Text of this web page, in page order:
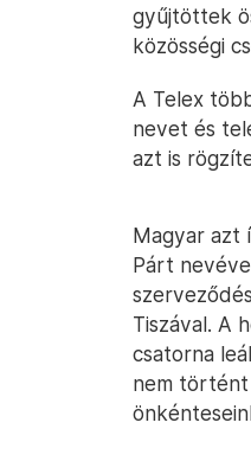
gyűjtöttek
közösségi
A Telex
nevet és
azt is
Magyar azt
Párt
Tiszával. A
csatorna
nem történt